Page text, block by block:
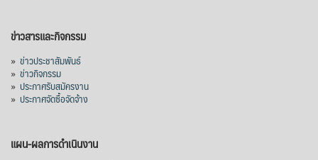
ข่าวสารและกิจกรรม
» ข่าวประชาสัมพันธ์
» ข่าวกิจกรรม
» ประกาศรับสมัครงาน
» ประกาศจัดซื้อจัดจ้าง
แผน-ผลการดำเนินงาน